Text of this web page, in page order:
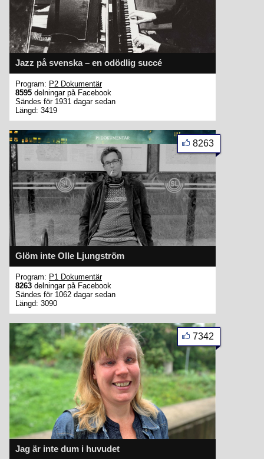
Jazz på svenska – en odödlig succé
Program: P2 Dokumentär
8595 delningar på Facebook
Sändes för 1931 dagar sedan
Längd: 3419
Glöm inte Olle Ljungström
8263
Program: P1 Dokumentär
8263 delningar på Facebook
Sändes för 1062 dagar sedan
Längd: 3090
Jag är inte dum i huvudet
7342